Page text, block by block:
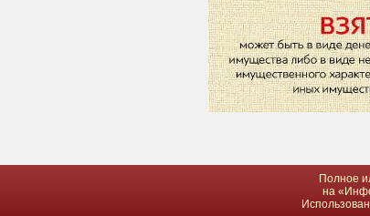
Полное
на